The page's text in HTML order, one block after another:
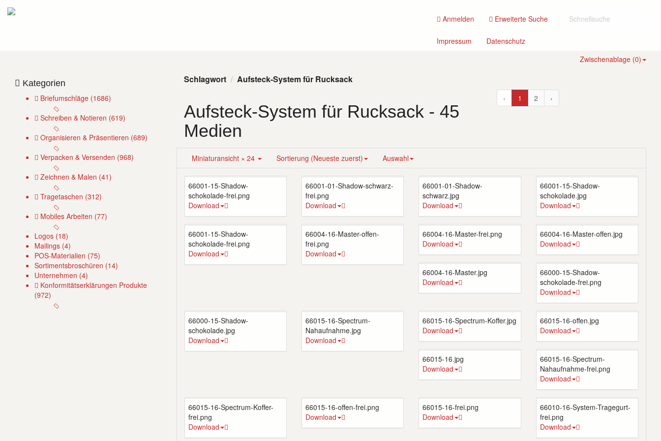
Anmelden Erweiterte Suche(current)
Impressum (current)Datenschutz(current)
Zwischenablage (0)
Kategorien
Briefumschläge (1686)
Schreiben & Notieren (619)
Organisieren & Präsentieren (689)
Verpacken & Versenden (968)
Zeichnen & Malen (41)
Tragetaschen (312)
Mobiles Arbeiten (77)
Logos (18)
Mailings (4)
POS-Materialien (75)
Sortimentsbroschüren (14)
Unternehmen (4)
Konformitätserklärungen Produkte
(972)
Schlagwort Aufsteck-System für Rucksack
Aufsteck-System für Rucksack - 45
Medien
‹ 1 2 ›
Miniaturansicht × 24 Sortierung (Neueste zuerst) Auswahl
66001-15-Shadow-
schokolade-frei.png
Download
66001-01-Shadow-schwarz-
frei.png
Download
66001-01-Shadow-
schwarz.jpg
Download
66001-15-Shadow-
schokolade.jpg
Download
66001-15-Shadow-
schokolade-frei.png
Download
66004-16-Master-offen-
frei.png
Download
66004-16-Master-frei.png
Download
66004-16-Master-offen.jpg
Download
66004-16-Master.jpg
Download
66000-15-Shadow-
schokolade-frei.png
Download
66000-15-Shadow-
schokolade.jpg
Download
66015-16-Spectrum-
Nahaufnahme.jpg
Download
66015-16-Spectrum-Koffer.jpg
Download
66015-16-offen.jpg
Download
66015-16.jpg
Download
66015-16-Spectrum-
Nahaufnahme-frei.png
Download
66015-16-Spectrum-Koffer-
frei.png
Download
66015-16-offen-frei.png
Download
66015-16-frei.png
Download
66010-16-System-Tragegurt-
frei.png
Download